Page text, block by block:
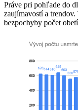
Práve pri pohľade do
zaujímavostí a
bezpochyby počet